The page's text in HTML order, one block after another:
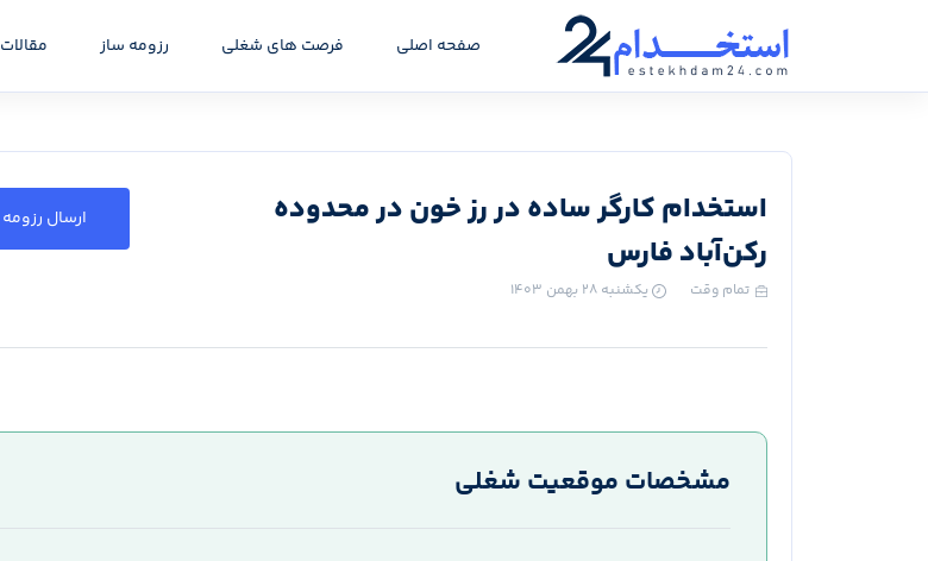
صفحه اصلی فرصت های شغلی رزومه ساز مقالات
استخدام کارگر ساده در رز خون در محدوده
رکن‌آباد فارس
تمام وقت یکشنبه ۲۸ بهمن ۱۴۰۳
ارسال رزومه
مشخصات موقعیت شغلی